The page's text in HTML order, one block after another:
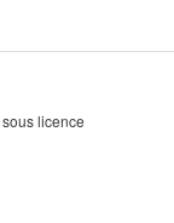
licence